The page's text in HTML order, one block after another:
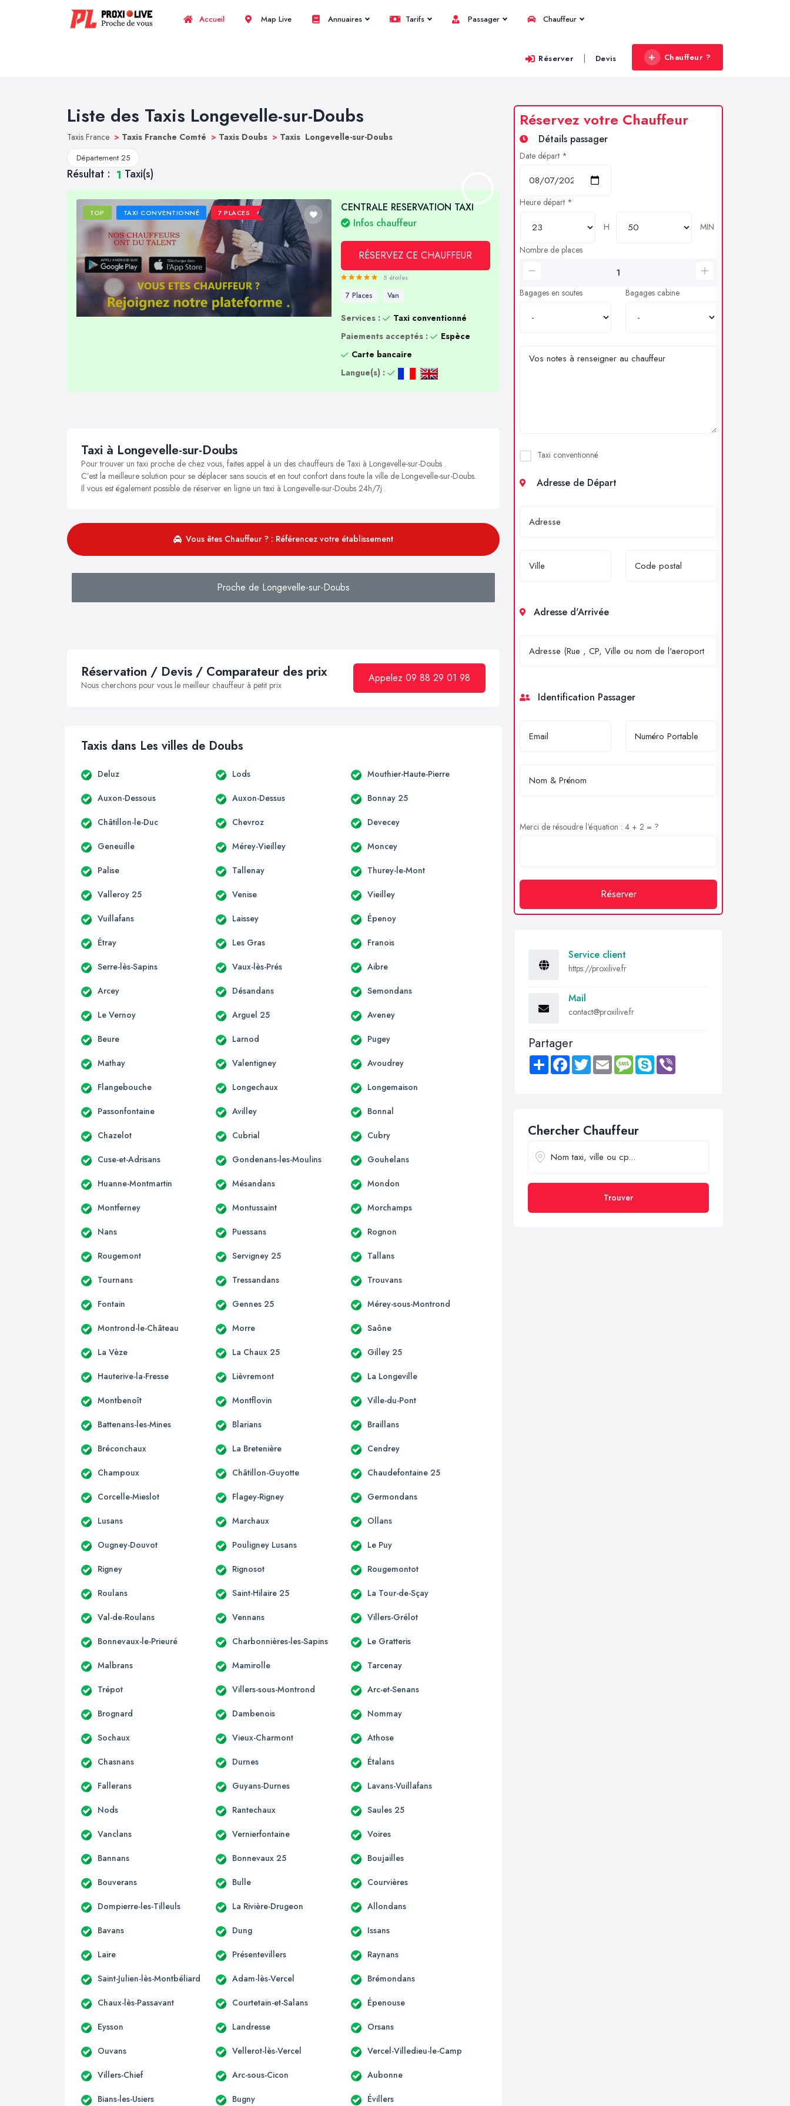
Accueil Map Live Annuaires Tarifs Passager Chauffeur
Réserver | Devis Chauffeur ?
Liste des Taxis Longevelle-sur-Doubs
Taxis France > Taxis Franche Comté > Taxis Doubs > Taxis Longevelle-sur-Doubs
Département 25
Résultat : 1 Taxi(s)
TOP TAXI CONVENTIONNÉ 7 PLACES
CENTRALE RESERVATION TAXI
Infos chauffeur
RÉSERVEZ CE CHAUFFEUR
5 étoiles
7 Places Van
Services :
Taxi conventionné
Paiements acceptés :
Espèce
Carte bancaire
Langue(s) :
Taxi à Longevelle-sur-Doubs
Pour trouver un taxi proche de chez vous, faites appel à un des chauffeurs de Taxi à Longevelle-sur-Doubs .
C’est la meilleure solution pour se déplacer sans soucis et en tout confort dans toute la ville de Longevelle-sur-Doubs.
Il vous est également possible de réserver en ligne un taxi à Longevelle-sur-Doubs 24h/7j .
Vous êtes Chauffeur ? : Référencez votre établissement
Proche de Longevelle-sur-Doubs
Réservation / Devis / Comparateur des prix
Nous cherchons pour vous le meilleur chauffeur à petit prix
Appelez 09 88 29 01 98
Taxis dans Les villes de Doubs
Deluz Lods Mouthier-Haute-Pierre
Auxon-Dessous Auxon-Dessus Bonnay 25
Châtillon-le-Duc Chevroz Devecey
Geneuille Mérey-Vieilley Moncey
Palise Tallenay Thurey-le-Mont
Valleroy 25 Venise Vieilley
Vuillafans Laissey Épenoy
Étray Les Gras Franois
Serre-lès-Sapins Vaux-lès-Prés Aibre
Arcey Désandans Semondans
Le Vernoy Arguel 25 Aveney
Beure Larnod Pugey
Mathay Valentigney Avoudrey
Flangebouche Longechaux Longemaison
Passonfontaine Avilley Bonnal
Chazelot Cubrial Cubry
Cuse-et-Adrisans Gondenans-les-Moulins Gouhelans
Huanne-Montmartin Mésandans Mondon
Montferney Montussaint Morchamps
Nans Puessans Rognon
Rougemont Servigney 25 Tallans
Tournans Tressandans Trouvans
Fontain Gennes 25 Mérey-sous-Montrond
Montrond-le-Château Morre Saône
La Vèze La Chaux 25 Gilley 25
Hauterive-la-Fresse Lièvremont La Longeville
Montbenoît Montflovin Ville-du-Pont
Battenans-les-Mines Blarians Braillans
Bréconchaux La Bretenière Cendrey
Champoux Châtillon-Guyotte Chaudefontaine 25
Corcelle-Mieslot Flagey-Rigney Germondans
Lusans Marchaux Ollans
Ougney-Douvot Pouligney Lusans Le Puy
Rigney Rignosot Rougemontot
Roulans Saint-Hilaire 25 La Tour-de-Sçay
Val-de-Roulans Vennans Villers-Grélot
Bonnevaux-le-Prieuré Charbonnières-les-Sapins Le Gratteris
Malbrans Mamirolle Tarcenay
Trépot Villers-sous-Montrond Arc-et-Senans
Brognard Dambenois Nommay
Sochaux Vieux-Charmont Athose
Chasnans Durnes Étalans
Fallerans Guyans-Durnes Lavans-Vuillafans
Nods Rantechaux Saules 25
Vanclans Vernierfontaine Voires
Bannans Bonnevaux 25 Boujailles
Bouverans Bulle Courvières
Dompierre-les-Tilleuls La Rivière-Drugeon Allondans
Bavans Dung Issans
Laire Présentevillers Raynans
Saint-Julien-lès-Montbéliard Adam-lès-Vercel Brémondans
Chaux-lès-Passavant Courtetain-et-Salans Épenouse
Eysson Landresse Orsans
Ouvans Vellerot-lès-Vercel Vercel-Villedieu-le-Camp
Villers-Chief Arc-sous-Cicon Aubonne
Bians-les-Usiers Bugny Évillers
Réservez votre Chauffeur
Détails passager
Date départ *
Heure départ *
H
MIN
Nombre de places
Bagages en soutes Bagages cabine
Taxi conventionné
Adresse de Départ
Adresse d'Arrivée
Identification Passager
Merci de résoudre l'équation : 4 + 2 = ?
Réserver
Service client
https://proxilive.fr
Mail
contact@proxilive.fr
Partager
Share FacebookTwitter Email MessageSkype
Chercher Chauffeur
Trouver